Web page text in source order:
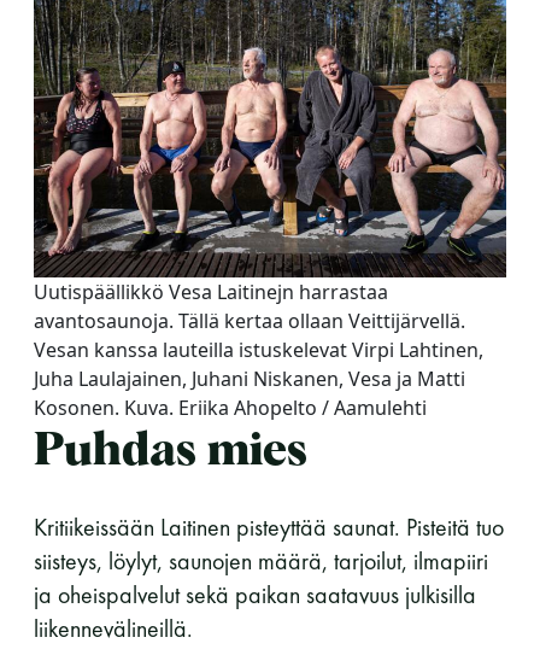
Uutispäällikkö Vesa Laitinejn harrastaa
avantosaunoja. Tällä kertaa ollaan Veittijärvellä.
Vesan kanssa lauteilla istuskelevat Virpi Lahtinen,
Juha Laulajainen, Juhani Niskanen, Vesa ja Matti
Kosonen. Kuva. Eriika Ahopelto / Aamulehti
Puhdas mies
Kritiikeissään Laitinen pisteyttää saunat. Pisteitä tuo
siisteys, löylyt, saunojen määrä, tarjoilut, ilmapiiri
ja oheispalvelut sekä paikan saatavuus julkisilla
liikennevälineillä.